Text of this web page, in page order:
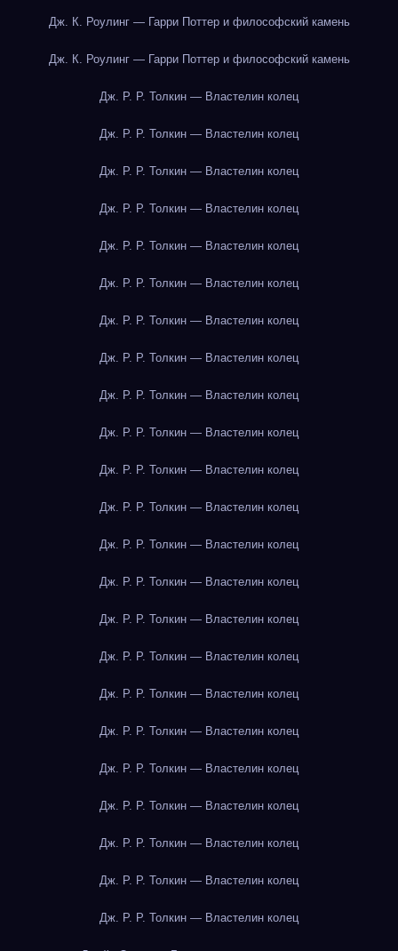
Дж. К. Роулинг — Гарри Поттер и философский камень
Дж. К. Роулинг — Гарри Поттер и философский камень
Дж. Р. Р. Толкин — Властелин колец
Дж. Р. Р. Толкин — Властелин колец
Дж. Р. Р. Толкин — Властелин колец
Дж. Р. Р. Толкин — Властелин колец
Дж. Р. Р. Толкин — Властелин колец
Дж. Р. Р. Толкин — Властелин колец
Дж. Р. Р. Толкин — Властелин колец
Дж. Р. Р. Толкин — Властелин колец
Дж. Р. Р. Толкин — Властелин колец
Дж. Р. Р. Толкин — Властелин колец
Дж. Р. Р. Толкин — Властелин колец
Дж. Р. Р. Толкин — Властелин колец
Дж. Р. Р. Толкин — Властелин колец
Дж. Р. Р. Толкин — Властелин колец
Дж. Р. Р. Толкин — Властелин колец
Дж. Р. Р. Толкин — Властелин колец
Дж. Р. Р. Толкин — Властелин колец
Дж. Р. Р. Толкин — Властелин колец
Дж. Р. Р. Толкин — Властелин колец
Дж. Р. Р. Толкин — Властелин колец
Дж. Р. Р. Толкин — Властелин колец
Дж. Р. Р. Толкин — Властелин колец
Дж. Р. Р. Толкин — Властелин колец